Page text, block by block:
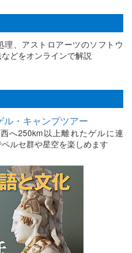
理、アストロアーツのソフトウ
どをオンラインで解説
・キャンプツアー
へ250km以上離れたゲルに連
ルセ群や星空を楽しめます